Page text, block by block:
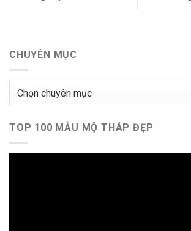
CHUYÊN MỤC
Chuyên
TOP 100 MẪU MỘ THÁP ĐẸP